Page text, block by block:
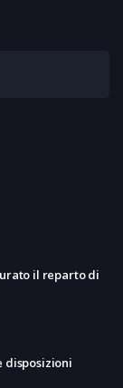
settimana
il reparto di
disposizioni